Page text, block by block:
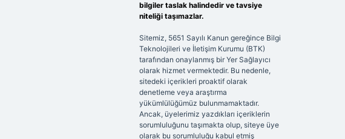
bilgiler taslak halindedir ve tavsiye
niteliği taşımazlar.
Sitemiz, 5651 Sayılı Kanun gereğince Bilgi
Teknolojileri ve İletişim Kurumu (BTK)
tarafından onaylanmış bir Yer Sağlayıcı
olarak hizmet vermektedir. Bu nedenle,
sitedeki içerikleri proaktif olarak
denetleme veya araştırma
yükümlülüğümüz bulunmamaktadır.
Ancak, üyelerimiz yazdıkları içeriklerin
sorumluluğunu taşımakta olup, siteye üye
olarak bu sorumluluğu kabul etmiş